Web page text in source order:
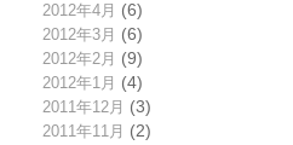
2012年4月 (6)
2012年3月 (6)
2012年2月 (9)
2012年1月 (4)
2011年12月 (3)
2011年11月 (2)